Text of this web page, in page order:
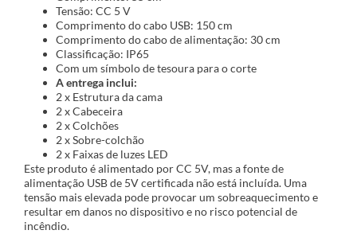
Tensão: CC 5 V
Comprimento do cabo USB: 150 cm
Comprimento do cabo de alimentação: 30 cm
Classificação: IP65
Com um símbolo de tesoura para o corte
A entrega inclui:
2 x Estrutura da cama
2 x Cabeceira
2 x Colchões
2 x Sobre-colchão
2 x Faixas de luzes LED
Este produto é alimentado por CC 5V, mas a fonte de
alimentação USB de 5V certificada não está incluída. Uma
tensão mais elevada pode provocar um sobreaquecimento e
resultar em danos no dispositivo e no risco potencial de
incêndio.